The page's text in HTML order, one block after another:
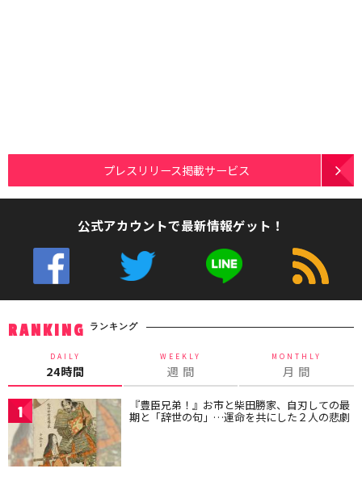
プレスリリース掲載サービス
公式アカウントで最新情報ゲット！
RANKING ランキング
DAILY
24時間
WEEKLY
週 間
MONTHLY
月 間
1 『豊臣兄弟！』お市と柴田勝家、自刃しての最
期と「辞世の句」…運命を共にした２人の悲劇